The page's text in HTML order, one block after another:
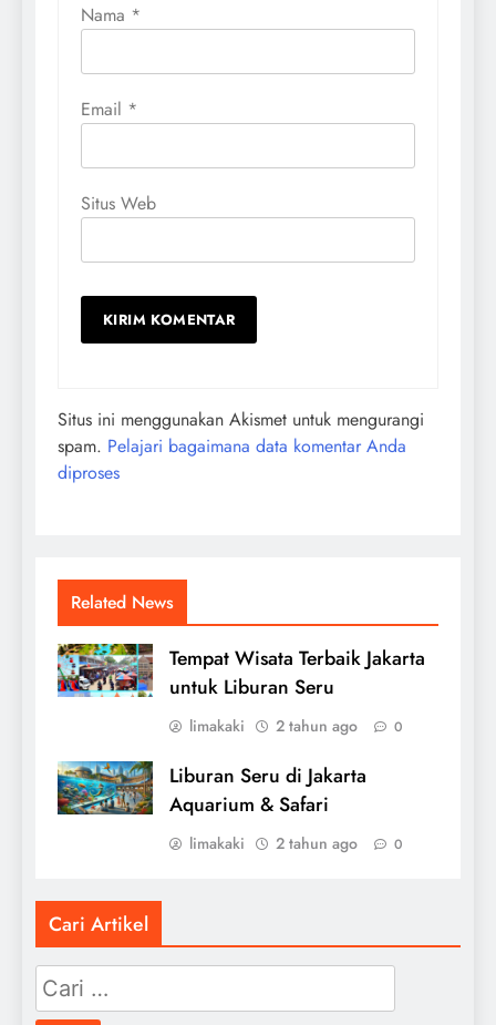
Nama *
Email *
Situs Web
Situs ini menggunakan Akismet untuk mengurangi
spam. Pelajari bagaimana data komentar Anda
diproses
Related News
Tempat Wisata Terbaik Jakarta
untuk Liburan Seru
limakaki 2 tahun ago 0
Liburan Seru di Jakarta
Aquarium & Safari
limakaki 2 tahun ago 0
Cari Artikel
Cari
untuk: